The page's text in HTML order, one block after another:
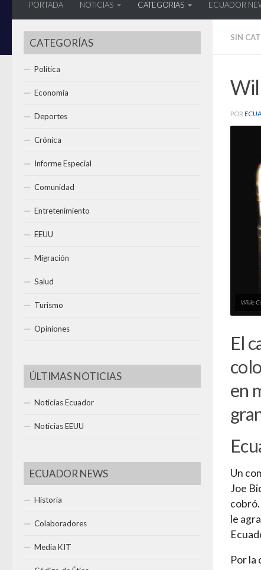
PORTADA NOTICIAS CATEGORIAS ECUADOR
SIN
POR
Willie
El
en
Un
Joe
cobró.
le
Por la
CATEGORÍAS
Política
Economía
Deportes
Crónica
Informe Especial
Comunidad
Entretenimiento
EEUU
Migración
Salud
Turismo
Opiniones
ÚLTIMAS NOTICIAS
Noticias Ecuador
Noticias EEUU
ECUADOR NEWS
Historia
Colaboradores
Media KIT